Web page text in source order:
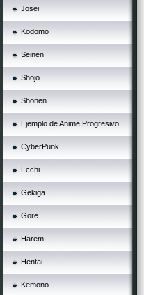
Josei
Kodomo
Seinen
Shōjo
Shōnen
Ejemplo de Anime Progresivo
CyberPunk
Ecchi
Gekiga
Gore
Harem
Hentai
Kemono